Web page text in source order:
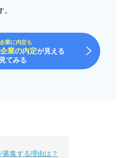
業に内定も
業の内定が見える
てみる
募集する理由は？